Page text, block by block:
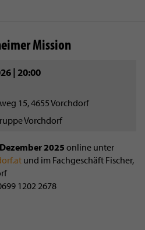
Mission
| 20:00
15, 4655 Vorchdorf
Vorchdorf
2025 online unter
und im Fachgeschäft Fischer,
1202 2678